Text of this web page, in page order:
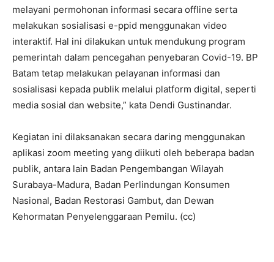
melayani permohonan informasi secara offline serta
melakukan sosialisasi e-ppid menggunakan video
interaktif. Hal ini dilakukan untuk mendukung program
pemerintah dalam pencegahan penyebaran Covid-19. BP
Batam tetap melakukan pelayanan informasi dan
sosialisasi kepada publik melalui platform digital, seperti
media sosial dan website,” kata Dendi Gustinandar.
Kegiatan ini dilaksanakan secara daring menggunakan
aplikasi zoom meeting yang diikuti oleh beberapa badan
publik, antara lain Badan Pengembangan Wilayah
Surabaya-Madura, Badan Perlindungan Konsumen
Nasional, Badan Restorasi Gambut, dan Dewan
Kehormatan Penyelenggaraan Pemilu. (cc)